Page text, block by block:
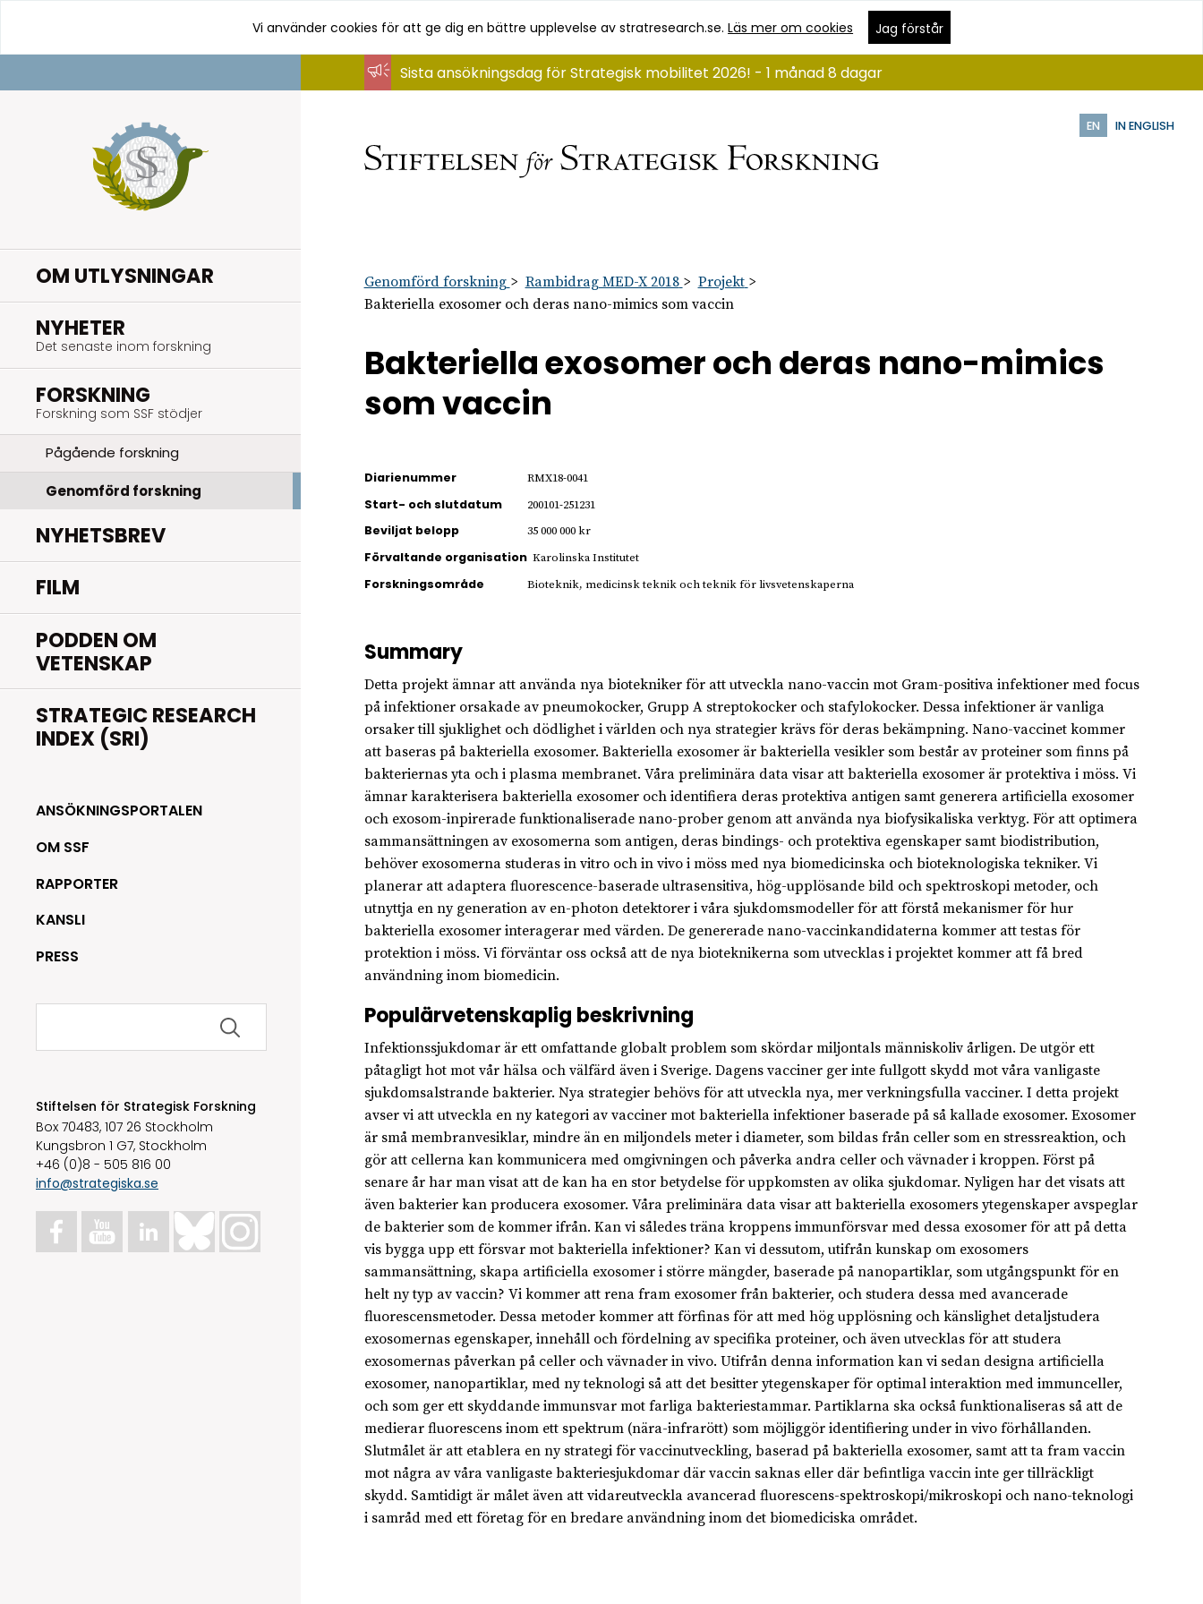
innehåll
Vi använder cookies för att ge dig en bättre upplevelse av stratresearch.se.Läs mer om cookies Jag förstår
EN IN ENGLISH
OM UTLYSNINGAR
NYHETER
Det senaste inom forskning
FORSKNING
Forskning som SSF stödjer
Pågående forskning
Genomförd forskning
NYHETSBREV
FILM
PODDEN OM
VETENSKAP
STRATEGIC RESEARCH
INDEX (SRI)
ANSÖKNINGSPORTALEN
OM SSF
RAPPORTER
KANSLI
PRESS
Sök
Stiftelsen för Strategisk Forskning
Box 70483, 107 26 Stockholm
Kungsbron 1 G7, Stockholm
+46 (0)8 - 505 816 00
info@strategiska.se
Sista ansökningsdag för Strategisk mobilitet 2026! - 1 månad 8 dagar
Genomförd forskning Rambidrag MED-X 2018
Projekt
Bakteriella exosomer och deras nano-mimics som vaccin
Bakteriella exosomer och deras nano-mimics
som vaccin
Diarienummer RMX18-0041
Start- och slutdatum 200101-251231
Beviljat belopp 35 000 000 kr
Förvaltande organisation Karolinska Institutet
Forskningsområde Bioteknik, medicinsk teknik och teknik för livsvetenskaperna
Summary
Detta projekt ämnar att använda nya biotekniker för att utveckla nano-vaccin mot Gram-positiva infektioner med focus
på infektioner orsakade av pneumokocker, Grupp A streptokocker och stafylokocker. Dessa infektioner är vanliga
orsaker till sjuklighet och dödlighet i världen och nya strategier krävs för deras bekämpning. Nano-vaccinet kommer
att baseras på bakteriella exosomer. Bakteriella exosomer är bakteriella vesikler som består av proteiner som finns på
bakteriernas yta och i plasma membranet. Våra preliminära data visar att bakteriella exosomer är protektiva i möss. Vi
ämnar karakterisera bakteriella exosomer och identifiera deras protektiva antigen samt generera artificiella exosomer
och exosom-inpirerade funktionaliserade nano-prober genom att använda nya biofysikaliska verktyg. För att optimera
sammansättningen av exosomerna som antigen, deras bindings- och protektiva egenskaper samt biodistribution,
behöver exosomerna studeras in vitro och in vivo i möss med nya biomedicinska och bioteknologiska tekniker. Vi
planerar att adaptera fluorescence-baserade ultrasensitiva, hög-upplösande bild och spektroskopi metoder, och
utnyttja en ny generation av en-photon detektorer i våra sjukdomsmodeller för att förstå mekanismer för hur
bakteriella exosomer interagerar med värden. De genererade nano-vaccinkandidaterna kommer att testas för
protektion i möss. Vi förväntar oss också att de nya bioteknikerna som utvecklas i projektet kommer att få bred
användning inom biomedicin.
Populärvetenskaplig beskrivning
Infektionssjukdomar är ett omfattande globalt problem som skördar miljontals människoliv årligen. De utgör ett
påtagligt hot mot vår hälsa och välfärd även i Sverige. Dagens vacciner ger inte fullgott skydd mot våra vanligaste
sjukdomsalstrande bakterier. Nya strategier behövs för att utveckla nya, mer verkningsfulla vacciner. I detta projekt
avser vi att utveckla en ny kategori av vacciner mot bakteriella infektioner baserade på så kallade exosomer. Exosomer
är små membranvesiklar, mindre än en miljondels meter i diameter, som bildas från celler som en stressreaktion, och
gör att cellerna kan kommunicera med omgivningen och påverka andra celler och vävnader i kroppen. Först på
senare år har man visat att de kan ha en stor betydelse för uppkomsten av olika sjukdomar. Nyligen har det visats att
även bakterier kan producera exosomer. Våra preliminära data visar att bakteriella exosomers ytegenskaper avspeglar
de bakterier som de kommer ifrån. Kan vi således träna kroppens immunförsvar med dessa exosomer för att på detta
vis bygga upp ett försvar mot bakteriella infektioner? Kan vi dessutom, utifrån kunskap om exosomers
sammansättning, skapa artificiella exosomer i större mängder, baserade på nanopartiklar, som utgångspunkt för en
helt ny typ av vaccin? Vi kommer att rena fram exosomer från bakterier, och studera dessa med avancerade
fluorescensmetoder. Dessa metoder kommer att förfinas för att med hög upplösning och känslighet detaljstudera
exosomernas egenskaper, innehåll och fördelning av specifika proteiner, och även utvecklas för att studera
exosomernas påverkan på celler och vävnader in vivo. Utifrån denna information kan vi sedan designa artificiella
exosomer, nanopartiklar, med ny teknologi så att det besitter ytegenskaper för optimal interaktion med immunceller,
och som ger ett skyddande immunsvar mot farliga bakteriestammar. Partiklarna ska också funktionaliseras så att de
medierar fluorescens inom ett spektrum (nära-infrarött) som möjliggör identifiering under in vivo förhållanden.
Slutmålet är att etablera en ny strategi för vaccinutveckling, baserad på bakteriella exosomer, samt att ta fram vaccin
mot några av våra vanligaste bakteriesjukdomar där vaccin saknas eller där befintliga vaccin inte ger tillräckligt
skydd. Samtidigt är målet även att vidareutveckla avancerad fluorescens-spektroskopi/mikroskopi och nano-teknologi
i samråd med ett företag för en bredare användning inom det biomediciska området.